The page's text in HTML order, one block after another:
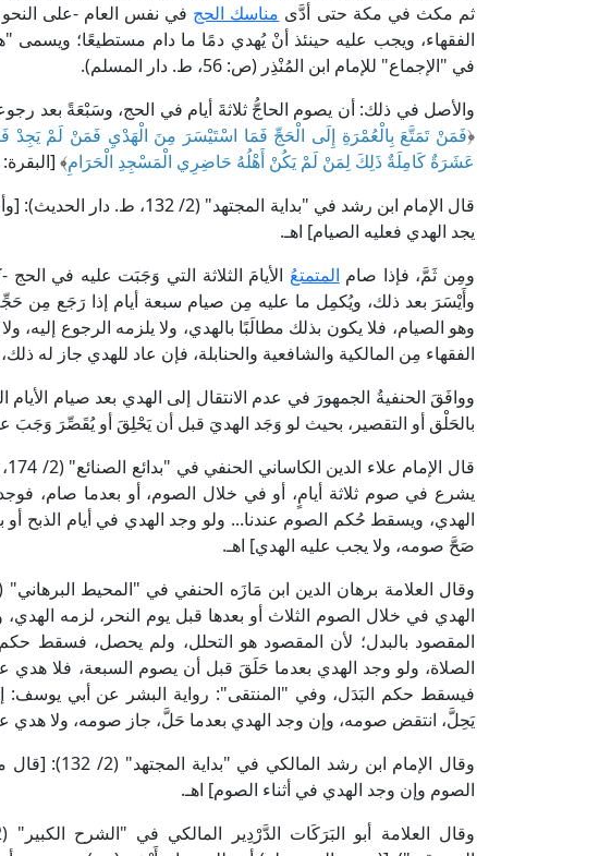
ثم مكث في مكة حتى أدَّى مناسك الحج في نفس العام -على النحو
الفقهاء، ويجب عليه حينئذ أنْ يُهدي دمًا ما دام مستطيعًا؛ ويسمى
في "الإجماع" للإمام ابن المُنْذِر (ص: 56، ط. دار المسلم).
والأصل في ذلك: أن يصوم الحاجُّ ثلاثةَ أيام في الحج، وسَبْعَةً بعد
﴿فَمَنْ تَمَتَّعَ بِالْعُمْرَةِ إِلَى الْحَجِّ فَمَا اسْتَيْسَرَ مِنَ الْهَدْيِ فَمَنْ لَمْ يَجِدْ
عَشَرَةٌ كَامِلَةٌ ذَلِكَ لِمَنْ لَمْ يَكُنْ أَهْلُهُ حَاضِرِي الْمَسْجِدِ الْحَرَامِ﴾ [البقرة: 196].
قال الإمام ابن رشد في "بداية
يجد الهدي فعليه الصيام] اهـ.
ومِن ثَمَّ، فإذا صام المتمتعُ الأيامَ الثلاثة التي وَجَبَت عليه في
وأَيْسَرَ بعد ذلك، ويُكمِل ما عليه مِن صيام سبعة أيام إذا رَجَع مِن
وهو الصيام، فلا يكون بذلك مطالَبًا بالهدي، ولا يلزمه الرجوع إليه،
الفقهاء مِن المالكية والشافعية والحنابلة، فإن عاد للهدي جاز له
ووافَقَ الحنفيةُ الجمهورَ في عدم الانتقال إلى الهدي بعد صيام الأيام
بالحَلْق أو التقصير، بحيث لو وَجَد الهديَ قبل أن يَحْلِقَ أو يُقَصِّرَ
يشرع في صوم ثلاثة أيامٍ، أو في خلال الصوم، أو بعدما صام،
الهدي، ويسقط حُكم الصوم عندنا... ولو وجد الهدي في أيام الذبح
صَحَّ صومه، ولا يجب عليه الهدي] اهـ.
الهدي في خلال الصوم الثلاث أو بعدها قبل يوم النحر، لزمه
المقصود بالبدل؛ لأن المقصود هو التحلل، ولم يحصل، فسقط حكم
الصلاة، ولو وجد الهدي بعدما حَلَقَ قبل أن يصوم السبعة، فلا هدي
فيسقط حكم البَدَل، وفي "المنتقى": رواية البشر عن أبي يوسف:
يَحِلَّ، انتقض صومه، وإن وجد الهدي بعدما حَلَّ، جاز صومه، ولا هدي
وقال الإمام
الصوم وإن وجد الهدي في أثناء الصوم] اهـ.